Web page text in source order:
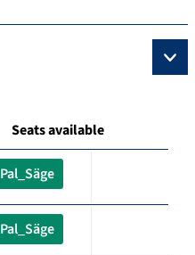
Seats available
Pal_Säge
Pal_Säge